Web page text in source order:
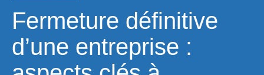
Fermeture définitive
d’une entreprise :